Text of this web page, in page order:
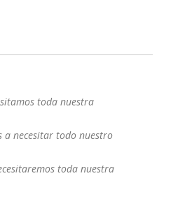
toda nuestra
a necesitar todo nuestro
toda nuestra